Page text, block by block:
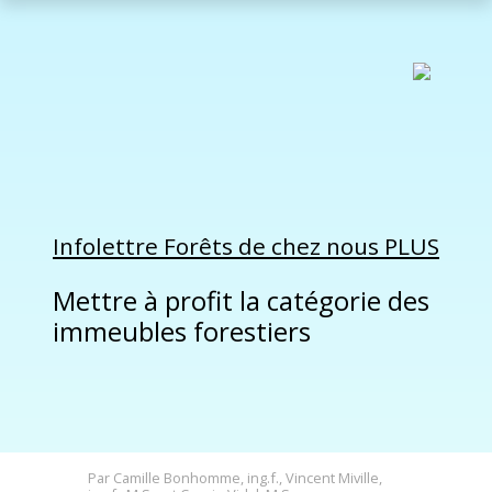
Infolettre Forêts de chez nous PLUS
Mettre à profit la catégorie des
immeubles forestiers
Par Camille Bonhomme, ing.f., Vincent Miville,